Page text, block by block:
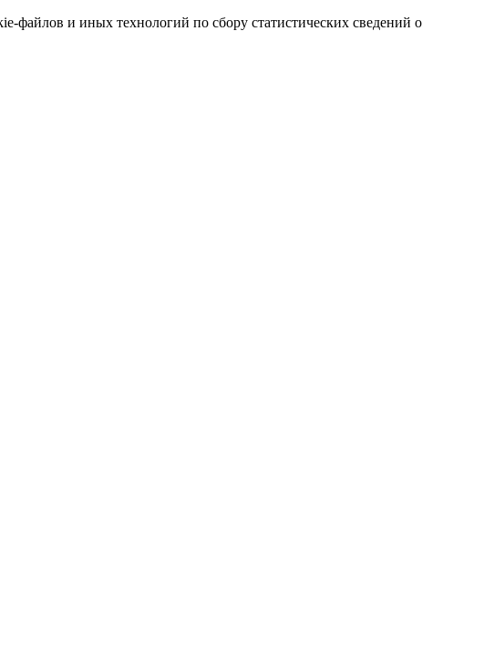
файлов и иных технологий по сбору статистических сведений о